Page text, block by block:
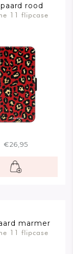
rood
11 flipcase
€26,95
marmer
mint
11 flipcase